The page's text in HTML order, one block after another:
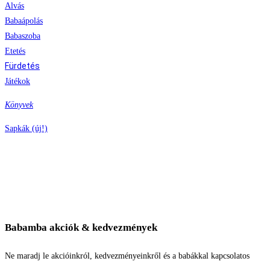
Alvás
Babaápolás
Babaszoba
Etetés
Fürdetés
Játékok
Könyvek
Sapkák (új!)
Babamba akciók & kedvezmények
Ne maradj le akcióinkról, kedvezményeinkről és a babákkal kapcsolatos